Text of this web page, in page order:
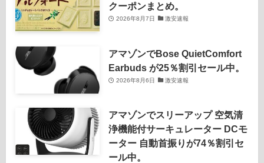
クーポンまとめ。
2026年8月7日 激安速報
アマゾンでBose QuietComfort
Earbuds が25％割引セール中。
2026年8月6日 激安速報
アマゾンでスリーアップ 空気清
浄機能付サーキュレーター DCモ
ーター 自動首振りが74％割引セ
ール中。